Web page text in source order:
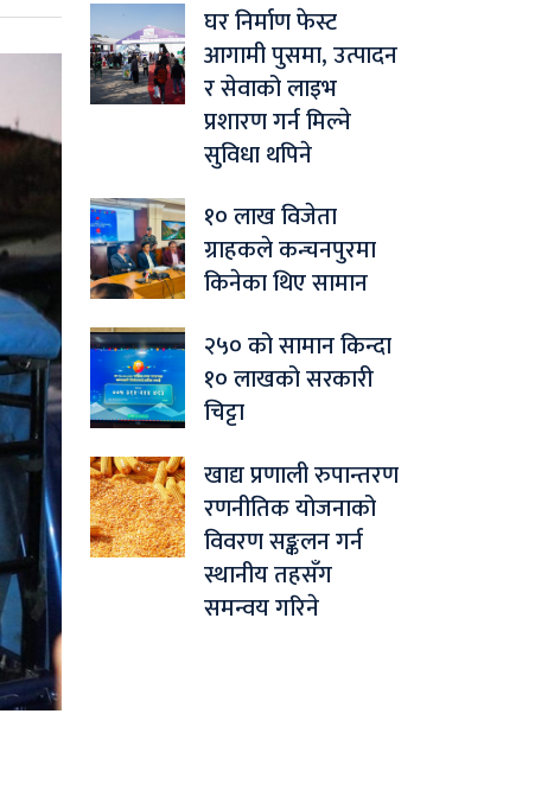
घर निर्माण फेस्ट
आगामी पुसमा, उत्पादन
र सेवाको लाइभ
प्रशारण गर्न मिल्ने
सुविधा थपिने
१० लाख विजेता
ग्राहकले कन्चनपुरमा
किनेका थिए सामान
२५० को सामान किन्दा
१० लाखको सरकारी
चिट्टा
खाद्य प्रणाली रुपान्तरण
रणनीतिक योजनाको
विवरण सङ्कलन गर्न
स्थानीय तहसँग
समन्वय गरिने